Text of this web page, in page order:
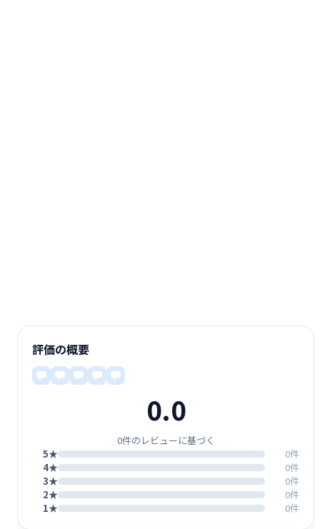
評価の概要
0.0
0件のレビューに基づく
5★
0件
4★
0件
3★
0件
2★
0件
1★
0件